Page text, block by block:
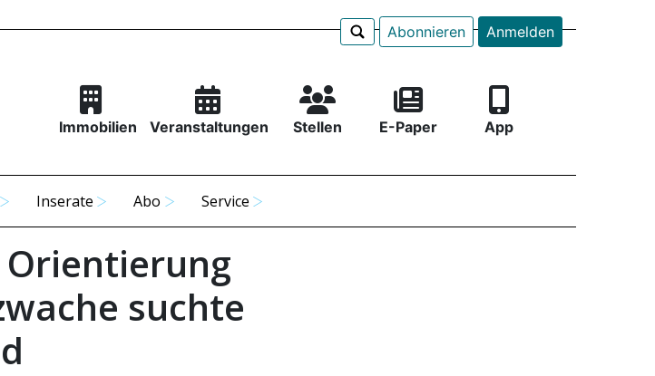
Abonnieren Anmelden
Immobilien Veranstaltungen Stellen E-Paper App
Inserate Abo Service
suchte